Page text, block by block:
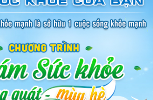
ĐẶT HẸN LỊCH KHÁM
ĐƯỜNG TỚI PHÒNG KHÁM